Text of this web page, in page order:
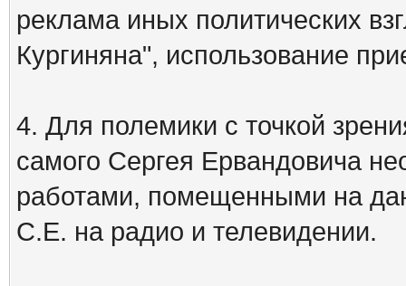
реклама иных политических
Кургиняна", использование
4. Для полемики с точкой
самого Сергея Ервандовича
работами, помещенными на
С.Е. на радио и телевидении.